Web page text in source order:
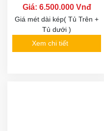
Giá: 6.500.000 Vnđ
Giá mét dài kép( Tủ Trên +
Tủ dưới )
Xem chi tiết